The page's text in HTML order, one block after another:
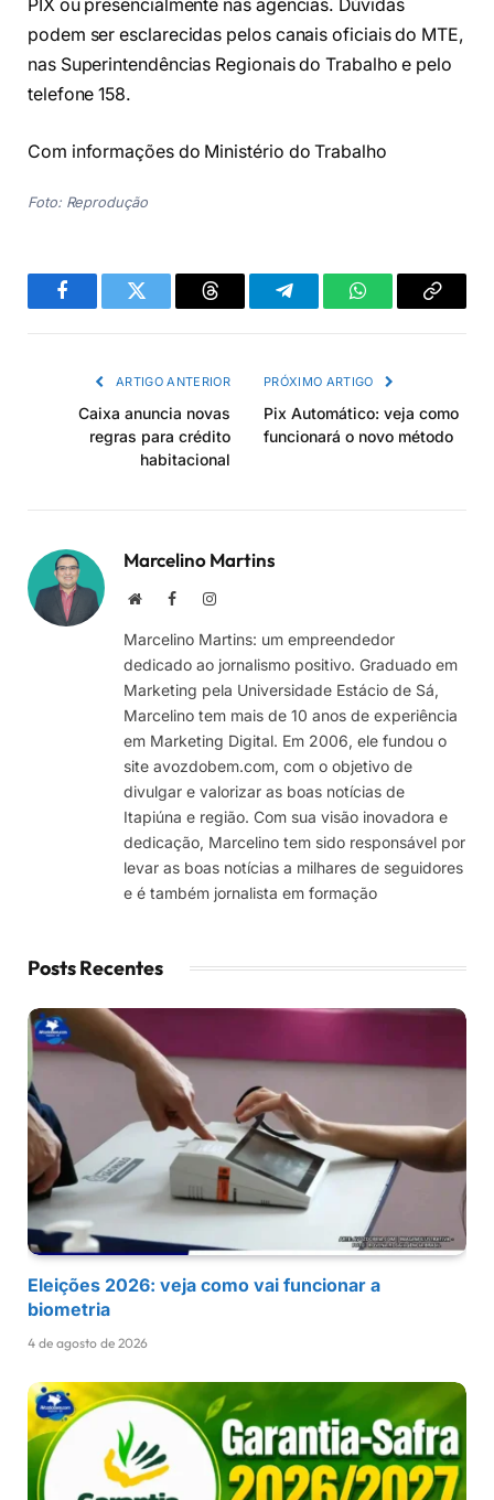
PIX ou presencialmente nas agências. Dúvidas
podem ser esclarecidas pelos canais oficiais do MTE,
nas Superintendências Regionais do Trabalho e pelo
telefone 158.
Com informações do Ministério do Trabalho
Foto: Reprodução
FacebookTwitter Threads TelegramWhatsAppCopiar
ARTIGO ANTERIOR
Caixa anuncia novas
regras para crédito
habitacional
PRÓXIMO ARTIGO
Pix Automático: veja como
funcionará o novo método
Marcelino Martins
Site FacebookInstagram
Marcelino Martins: um empreendedor
dedicado ao jornalismo positivo. Graduado em
Marketing pela Universidade Estácio de Sá,
Marcelino tem mais de 10 anos de experiência
em Marketing Digital. Em 2006, ele fundou o
site avozdobem.com, com o objetivo de
divulgar e valorizar as boas notícias de
Itapiúna e região. Com sua visão inovadora e
dedicação, Marcelino tem sido responsável por
levar as boas notícias a milhares de seguidores
e é também jornalista em formação
Posts Recentes
Eleições 2026: veja como vai funcionar a
biometria
4 de agosto de 2026